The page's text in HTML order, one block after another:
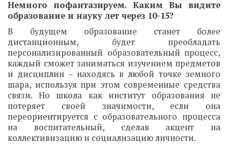
Немного пофантазируем. Каким Вы видите
образование и науку лет через 10-15?
В будущем образование станет более
дистанционным, будет преобладать
персонализированный образовательный процесс,
каждый сможет заниматься изучением предметов
и дисциплин – находясь в любой точке земного
шара, используя при этом современные средства
связи. Но школа как институт образования не
потеряет своей значимости, если она
переориентируется с образовательного процесса
на воспитательный, сделав акцент на
коллективизацию и социализацию личности.